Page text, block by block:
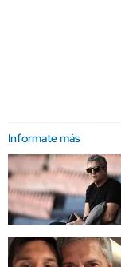
Informate más